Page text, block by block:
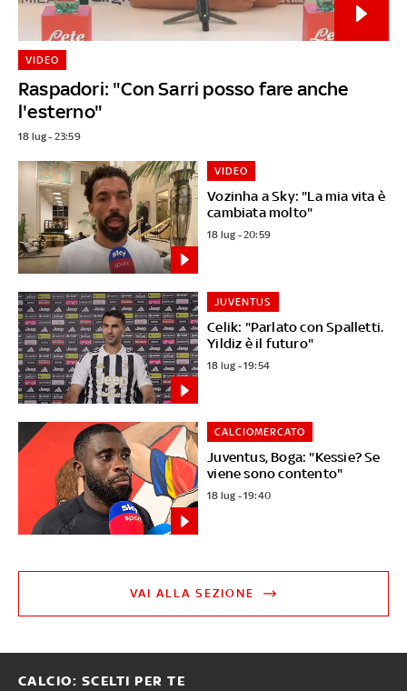
Raspadori: "Con Sarri posso fare anche
l'esterno"
VIDEO
18 lug - 23:59
Vozinha a Sky: "La mia vita è
cambiata molto"
VIDEO
18 lug - 20:59
Celik: "Parlato con Spalletti.
Yildiz è il futuro"
JUVENTUS
18 lug - 19:54
Juventus, Boga: "Kessie? Se
viene sono contento"
CALCIOMERCATO
18 lug - 19:40
VAI ALLA SEZIONE
CALCIO: SCELTI PER TE